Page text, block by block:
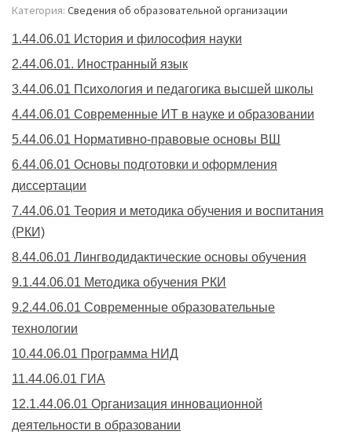
Категория: Сведения об образовательной организации
1.44.06.01 История и философия науки
2.44.06.01. Иностранный язык
3.44.06.01 Психология и педагогика высшей школы
4.44.06.01 Современные ИТ в науке и образовании
5.44.06.01 Нормативно-правовые основы ВШ
6.44.06.01 Основы подготовки и оформления
диссертации
7.44.06.01 Теория и методика обучения и воспитания
(РКИ)
8.44.06.01 Лингводидактические основы обучения
9.1.44.06.01 Методика обучения РКИ
9.2.44.06.01 Современные образовательные
технологии
10.44.06.01 Программа НИД
11.44.06.01 ГИА
12.1.44.06.01 Организация инновационной
деятельности в образовании